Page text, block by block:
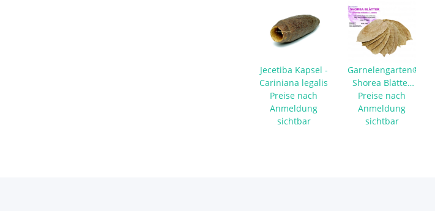
Jecetiba Kapsel -
Cariniana legalis
Preise nach
Anmeldung
sichtbar
Garnelengarten®
Shorea Blätter
10 Stück
Preise nach
Anmeldung
sichtbar